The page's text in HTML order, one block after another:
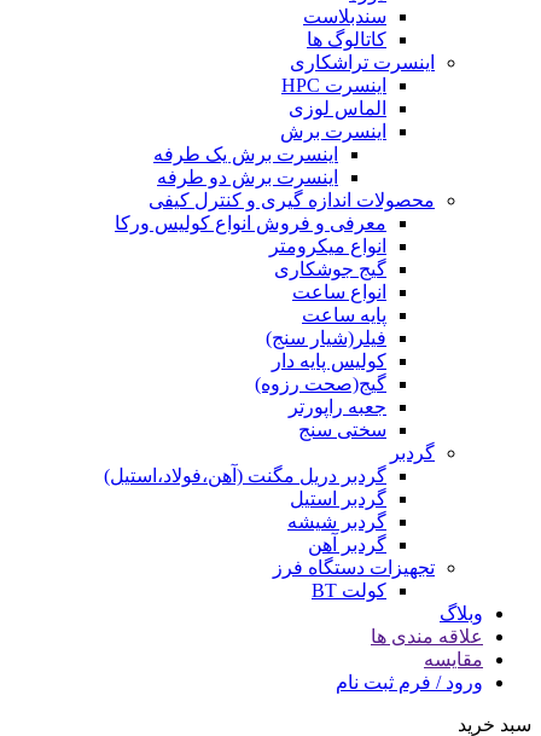
سندبلاست
کاتالوگ ها
اینسرت تراشکاری
اینسرت HPC
الماس لوزی
اینسرت برش
اینسرت برش یک طرفه
اینسرت برش دو طرفه
محصولات اندازه گیری و کنترل کیفی
معرفی و فروش انواع کولیس ورکا
انواع میکرومتر
گیج جوشکاری
انواع ساعت
پایه ساعت
فیلر(شیار سنج)
کولیس پایه دار
گیج(صحت رزوه)
جعبه راپورتر
سختی سنج
گردبر
گردبر دریل مگنت (آهن،فولاد،استیل)
گردبر استیل
گردبر شیشه
گردبر آهن
تجهیزات دستگاه فرز
کولت BT
وبلاگ
علاقه مندی ها
مقایسه
ورود / فرم ثبت نام
سبد خرید